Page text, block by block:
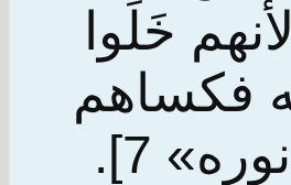
خَلَوا
فكساهم
7].